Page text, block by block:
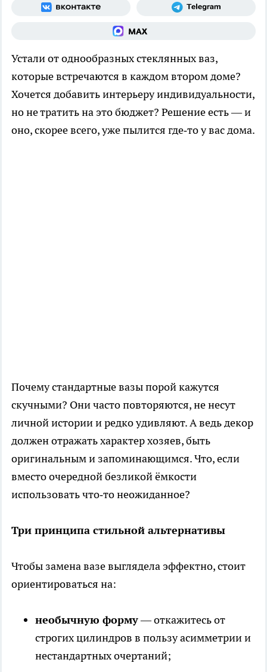
Устали от однообразных стеклянных ваз,
которые встречаются в каждом втором доме?
Хочется добавить интерьеру индивидуальности,
но не тратить на это бюджет? Решение есть — и
оно, скорее всего, уже пылится где‑то у вас дома.
Почему стандартные вазы порой кажутся
скучными? Они часто повторяются, не несут
личной истории и редко удивляют. А ведь декор
должен отражать характер хозяев, быть
оригинальным и запоминающимся. Что, если
вместо очередной безликой ёмкости
использовать что‑то неожиданное?
Три принципа стильной альтернативы
Чтобы замена вазе выглядела эффектно, стоит
ориентироваться на:
необычную форму— откажитесь от
строгих цилиндров в пользу асимметрии и
нестандартных очертаний;